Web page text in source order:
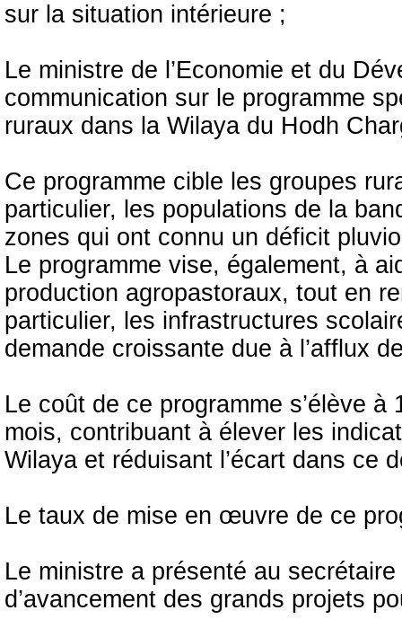
sur la situation intérieure ;
Le ministre de l’Economie et du
communication sur le programme
ruraux dans la Wilaya du Hodh
Ce programme cible les groupes
particulier, les populations de la
zones qui ont connu un déficit
Le programme vise, également, à
production agropastoraux, tout en
particulier, les infrastructures
demande croissante due à l’afflux
Le coût de ce programme s’élève
mois, contribuant à élever les
Wilaya et réduisant l’écart dans ce
Le taux de mise en œuvre de ce
Le ministre a présenté au
d’avancement des grands projets